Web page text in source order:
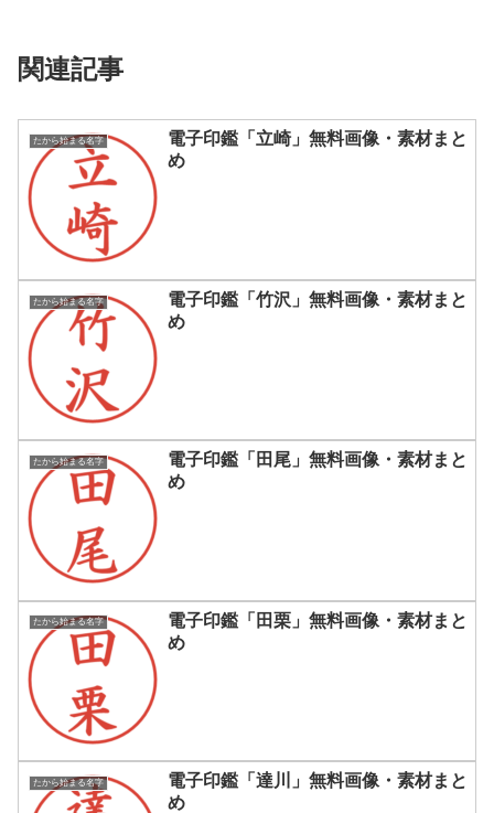
関連記事
たから始まる名字
電子印鑑「立崎」無料画像・素材まと
め
たから始まる名字
電子印鑑「竹沢」無料画像・素材まと
め
たから始まる名字
電子印鑑「田尾」無料画像・素材まと
め
たから始まる名字
電子印鑑「田栗」無料画像・素材まと
め
たから始まる名字
電子印鑑「達川」無料画像・素材まと
め